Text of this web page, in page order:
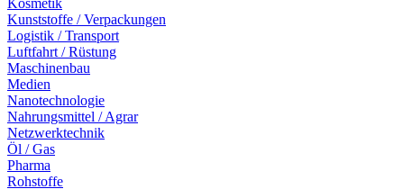
Kosmetik
Kunststoffe / Verpackungen
Logistik / Transport
Luftfahrt / Rüstung
Maschinenbau
Medien
Nanotechnologie
Nahrungsmittel / Agrar
Netzwerktechnik
Öl / Gas
Pharma
Rohstoffe